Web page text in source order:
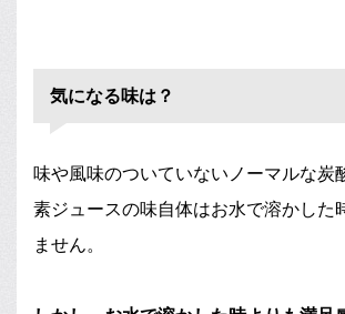
気になる味は？
味や風味のついていないノーマルな炭
素ジュースの味自体はお水で溶かした
ません。